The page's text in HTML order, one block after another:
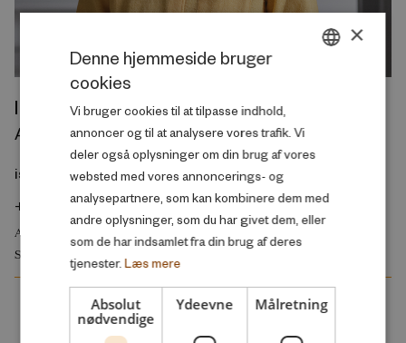
Ingibjörg Sól Ingólfsdóttir
Analytiker
isi@rff.dk
+45 50 22 58 50
ARBEJDSMARKED OG BESKÆFTIGELSE
SKOLE OG UDDANNELSE
×
Denne hjemmeside bruger
cookies
Vi bruger cookies til at tilpasse indhold,
annoncer og til at analysere vores trafik. Vi
deler også oplysninger om din brug af vores
websted med vores annoncerings- og
analysepartnere, som kan kombinere dem med
andre oplysninger, som du har givet dem, eller
som de har indsamlet fra din brug af deres
tjenester. Læs mere
Absolut
nødvendige
Ydeevne Målretning